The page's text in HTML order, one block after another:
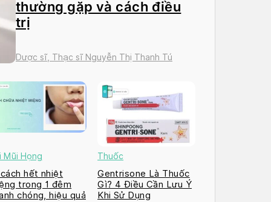
thường gặp và cách điều
trị
Dược sĩ, Thạc sĩ Nguyễn Thị Thanh Tú
Mũi Họng
cách hết nhiệt
trong 1 đêm
chóng, hiệu quả
Thuốc
Gentrisone Là Thuốc
Gì? 4 Điều Cần Lưu Ý
Khi Sử Dụng